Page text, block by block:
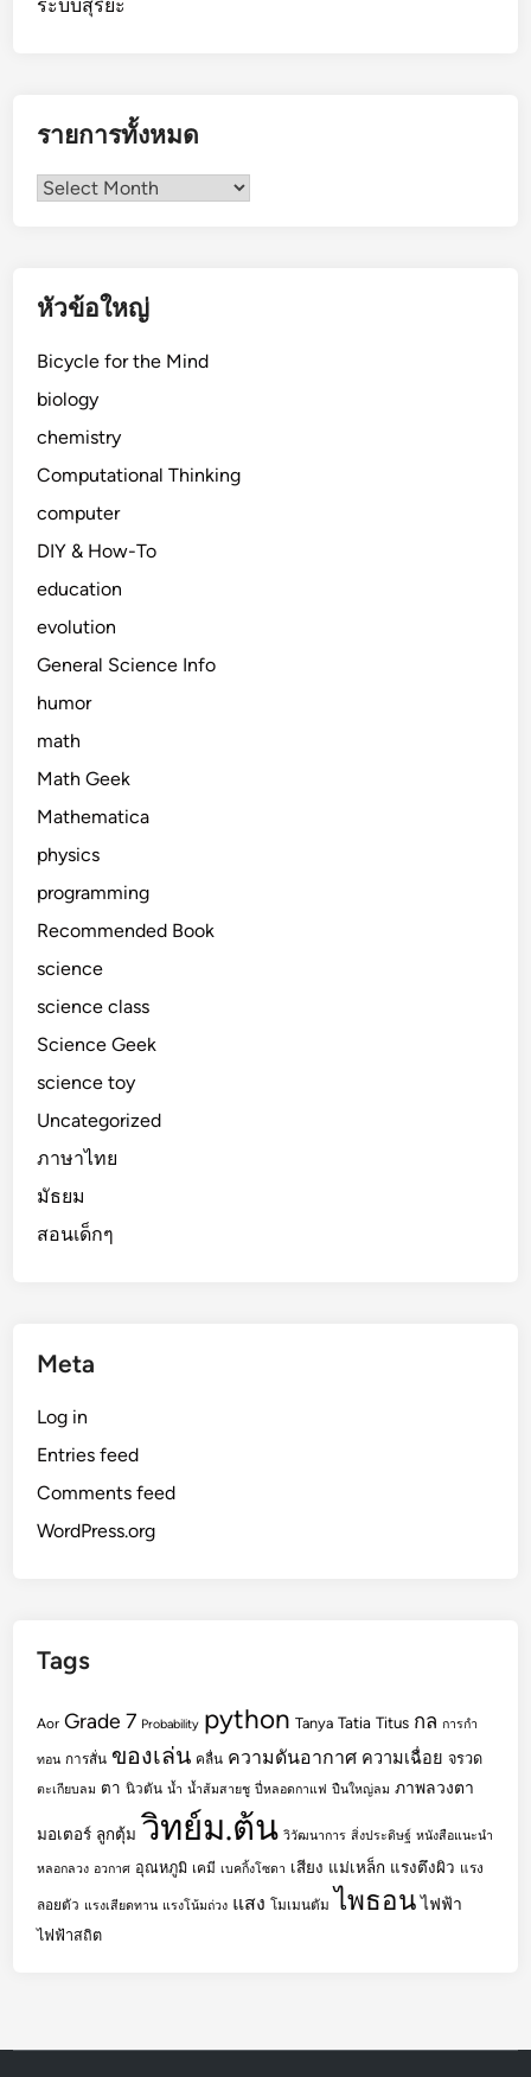
ระบบสุริยะ
รายการทั้งหมด
รายการ
หัวข้อใหญ่
Bicycle for the Mind
biology
chemistry
Computational Thinking
computer
DIY & How-To
education
evolution
General Science Info
humor
math
Math Geek
Mathematica
physics
programming
Recommended Book
science
science class
Science Geek
science toy
Uncategorized
ภาษาไทย
มัธยม
สอนเด็กๆ
Meta
Log in
Entries feed
Comments feed
WordPress.org
Tags
Aor Grade 7 Probability python Tanya Tatia Titus กล การกำ
ทอน การสั่น ของเล่น คลื่น ความดันอากาศ ความเฉื่อย จรวด
ตะเกียบลม ตา นิวตัน น้ำ น้ำส้มสายชู ปี่หลอดกาแฟ ปืนใหญ่ลม ภาพลวงตา
มอเตอร์ ลูกตุ้ม วิทย์ม.ต้น วิวัฒนาการ สิ่งประดิษฐ์ หนังสือแนะนำ
หลอกลวง อวกาศ อุณหภูมิ เคมี เบคกิ้งโซดา เสียง แม่เหล็ก แรงตึงผิว แรง
ลอยตัว แรงเสียดทาน แรงโน้มถ่วง แสง โมเมนตัม ไพธอน ไฟฟ้า
ไฟฟ้าสถิต